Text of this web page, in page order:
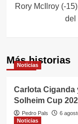
Rory McIlroy (-
del
Más historias
Noticias
Carlota Ciganda
Solheim Cup
Pedro Pals 6
Noticias